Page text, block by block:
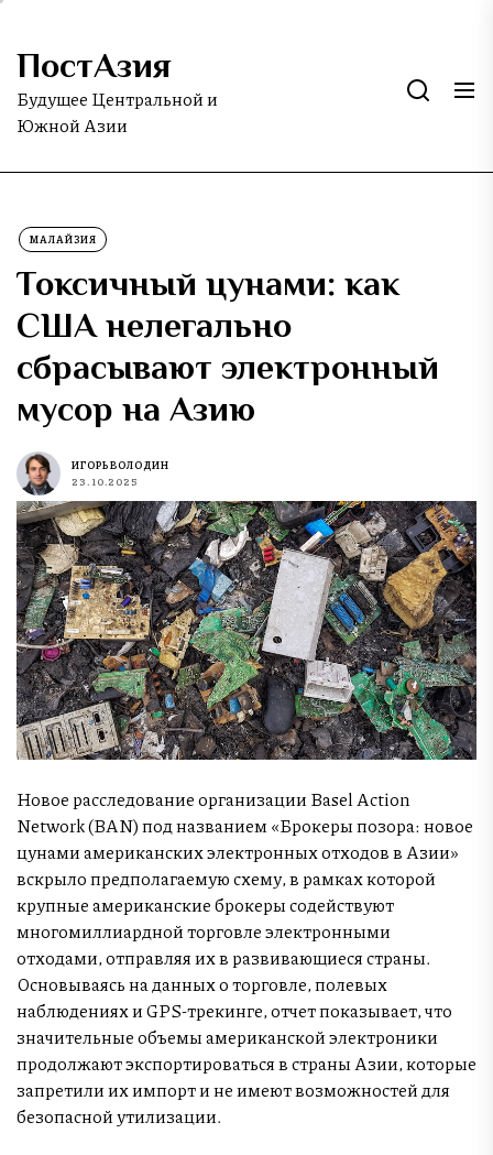
Skip
the
content
ПостАзия
Будущее Центральной и
Южной Азии
МАЛАЙЗИЯ
Токсичный цунами: как
США нелегально
сбрасывают электронный
мусор на Азию
ИГОРЬ ВОЛОДИН
23.10.2025
Новое расследование организации Basel Action
Network (BAN) под названием «Брокеры позора: новое
цунами американских электронных отходов в Азии»
вскрыло предполагаемую схему, в рамках которой
крупные американские брокеры содействуют
многомиллиардной торговле электронными
отходами, отправляя их в развивающиеся страны.
Основываясь на данных о торговле, полевых
наблюдениях и GPS-трекинге, отчет показывает, что
значительные объемы американской электроники
продолжают экспортироваться в страны Азии, которые
запретили их импорт и не имеют возможностей для
безопасной утилизации.